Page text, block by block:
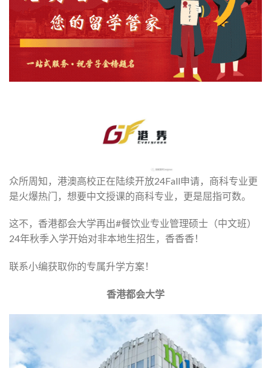
众所周知，港澳高校正在陆续开放24Fall申请，商科专业更
是火爆热门，想要中文授课的商科专业，更是屈指可数。
这不，香港都会大学再出#餐饮业专业管理硕士（中文班）
24年秋季入学开始对非本地生招生，香香香！
联系小编获取你的专属升学方案！
香港都会大学